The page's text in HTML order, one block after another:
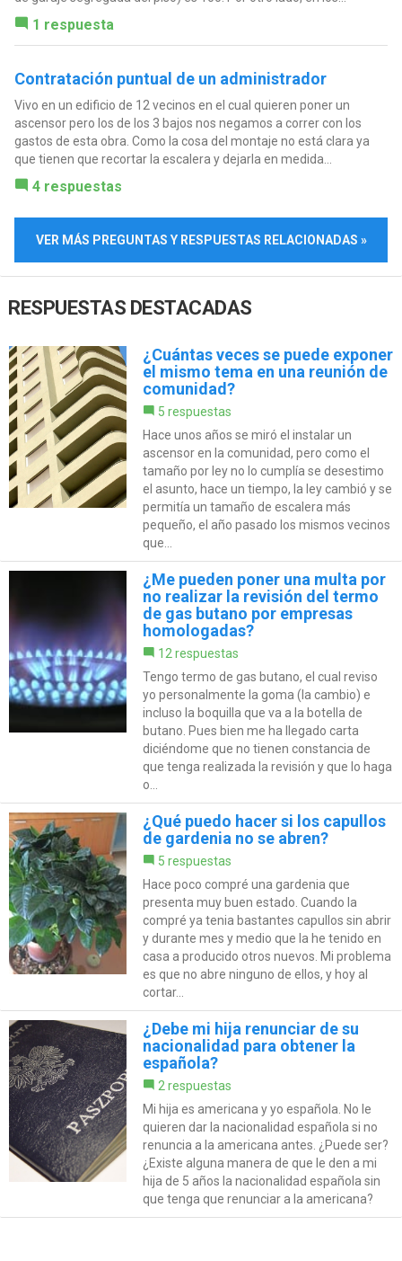
1 respuesta
Contratación puntual de un administrador
Vivo en un edificio de 12 vecinos en el cual quieren poner un
ascensor pero los de los 3 bajos nos negamos a correr con los
gastos de esta obra. Como la cosa del montaje no está clara ya
que tienen que recortar la escalera y dejarla en medida...
4 respuestas
VER MÁS PREGUNTAS Y RESPUESTAS RELACIONADAS »
RESPUESTAS DESTACADAS
¿Cuántas veces se puede exponer
el mismo tema en una reunión de
comunidad?
5 respuestas
Hace unos años se miró el instalar un
ascensor en la comunidad, pero como el
tamaño por ley no lo cumplía se desestimo
el asunto, hace un tiempo, la ley cambió y se
permitía un tamaño de escalera más
pequeño, el año pasado los mismos vecinos
que...
¿Me pueden poner una multa por
no realizar la revisión del termo
de gas butano por empresas
homologadas?
12 respuestas
Tengo termo de gas butano, el cual reviso
yo personalmente la goma (la cambio) e
incluso la boquilla que va a la botella de
butano. Pues bien me ha llegado carta
diciéndome que no tienen constancia de
que tenga realizada la revisión y que lo haga
o...
¿Qué puedo hacer si los capullos
de gardenia no se abren?
5 respuestas
Hace poco compré una gardenia que
presenta muy buen estado. Cuando la
compré ya tenia bastantes capullos sin abrir
y durante mes y medio que la he tenido en
casa a producido otros nuevos. Mi problema
es que no abre ninguno de ellos, y hoy al
cortar...
¿Debe mi hija renunciar de su
nacionalidad para obtener la
española?
2 respuestas
Mi hija es americana y yo española. No le
quieren dar la nacionalidad española si no
renuncia a la americana antes. ¿Puede ser?
¿Existe alguna manera de que le den a mi
hija de 5 años la nacionalidad española sin
que tenga que renunciar a la americana?